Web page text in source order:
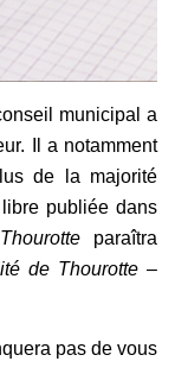
municipal a
Il a notamment
de la majorité
publiée dans
Thourotte paraîtra
de Thourotte –
pas de vous